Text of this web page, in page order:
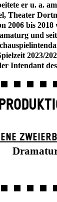
er u. a.
Theater
2006 bis
und
2023/
Intendant